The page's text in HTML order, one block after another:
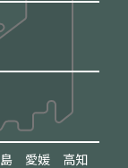
愛媛 高知